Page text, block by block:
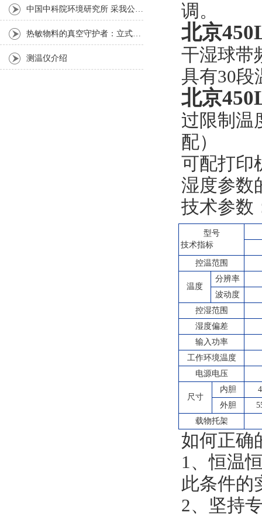
调。
北京
干湿球带
具有30段
北京
过限制温
配）
可配打印
湿度参数
技术参数
型号
技术指标
控温范围
温度
分辨率
波动度
控湿范围
湿度偏差
输入功率
工作环境温度
电源电压
尺寸
内胆
外胆
载物托架
如何正确
1、恒温
此条件的
2、坚持
中国中科院环境研究所 采我公司仪器300L人工气候箱 实验效果获高度评价
热敏物料的真空守护者：立式真空干燥箱选购指南
测温仪介绍